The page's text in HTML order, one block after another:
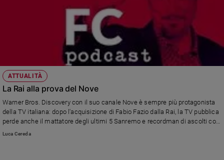
ATTUALITÀ
La Rai alla prova del Nove
Warner Bros. Discovery con il suo canale Nove è sempre più protagonista
della TV italiana: dopo l'acquisizione di Fabio Fazio dalla Rai, la TV pubblica
perde anche il mattatore degli ultimi 5 Sanremo e recordman di ascolti con
i suoi programmi: Amadeus. Ora il Nove guarda con appetito anche al
Luca Cereda